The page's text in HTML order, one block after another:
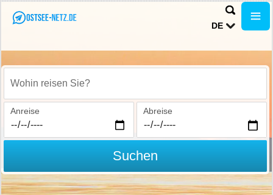
DE
Wohin reisen Sie?
Anreise Abreise
Suchen